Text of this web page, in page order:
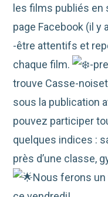
les films publiés
page Facebook (il
-être attentifs et
chaque film.
-
trouve Casse-
sous la publication
pouvez participer
quelques indices :
près d’une classe,
Nous ferons